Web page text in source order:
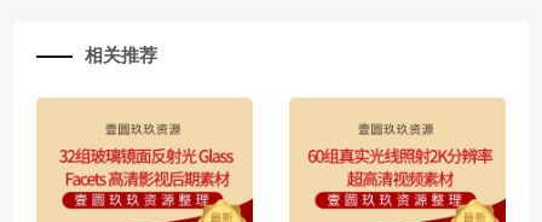
相关推荐